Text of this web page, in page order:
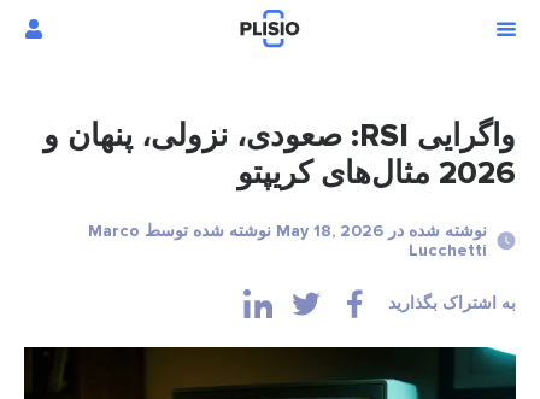
واگرایی RSI: صعودی، نزولی، پنهان و
2026 مثال‌های کریپتو
نوشته شده در May 18, 2026 نوشته شده توسط Marco
Lucchetti
به اشتراک بگذارید